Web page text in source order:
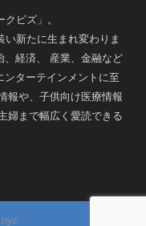
ビズ」。
新たに生まれ変わりま
、経済、 産業、金融など
ンターテインメントに至
報や、子供向け医療情報
婦まで幅広く愛読できる